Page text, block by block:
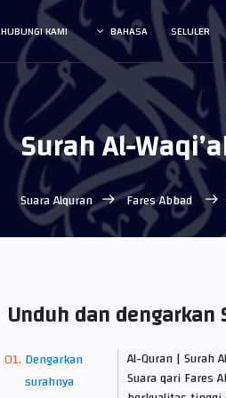
SELULER
BAHASA
HUBUNGI KAMI
Surah Al-
Suara Alquran Fares Abbad
Unduh dan dengarkan
Dengarkan
surahnya
Al-Quran | Surah
Suara qari Fares